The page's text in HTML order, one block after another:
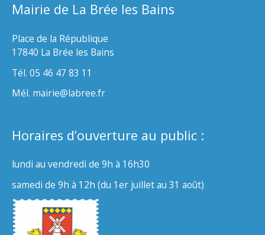
Mairie de La Brée les Bains
Place de la République
17840 La Brée les Bains
Tél. 05 46 47 83 11
Mél. mairie@labree.fr
Horaires d’ouverture au public :
lundi au vendredi de 9h à 16h30
samedi de 9h à 12h (du 1er juillet au 31 août)